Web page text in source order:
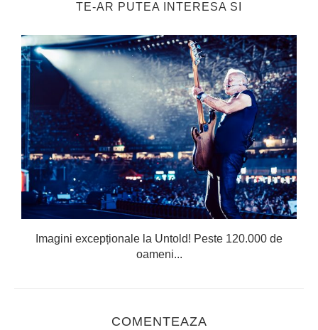
TE-AR PUTEA INTERESA SI
Imagini excepționale la Untold! Peste 120.000 de
oameni...
COMENTEAZA